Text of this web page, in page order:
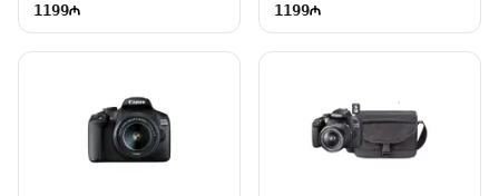
1199 1199